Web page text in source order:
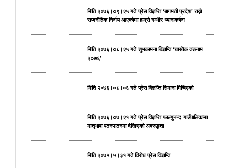
मिति २०७६।०९।२५ गते प्रेस विज्ञप्ति ‘बागमती प्रदेश’ राख्ने
राजनीतिक निर्णय आएकोमा हाम्रो गम्भीर ध्यानाकर्षण
मिति २०७६।०८।२५ गते शुभकामना विज्ञप्ति ‘चासोक तङनाम
२०७६’
मिति २०७६।०८।०६ गते प्रेस विज्ञप्ति सिमाना मिचिएको
मिति २०७६।०७।२१ गते प्रेस विज्ञप्ति फाल्गुनन्द गाउँपालिकामा
मातृभाषा पठनपाठनमा देखिएको अवरुद्धता
मिति २०७५।५।३१ गते विरोध प्रेस विज्ञप्ति